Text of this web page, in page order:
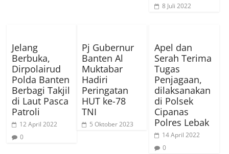
8 Juli 2022
Jelang
Berbuka,
Dirpolairud
Polda Banten
Berbagi Takjil
di Laut Pasca
Patroli
12 April 2022
0
Pj Gubernur
Banten Al
Muktabar
Hadiri
Peringatan
HUT ke-78
TNI
5 Oktober 2023
Apel dan
Serah Terima
Tugas
Penjagaan,
dilaksanakan
di Polsek
Cipanas
Polres Lebak
14 April 2022
0